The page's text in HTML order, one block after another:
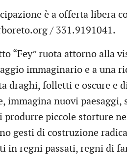
è a offerta libera
/ 331.9191041.
“Fey” ruota attorno alla
immaginario e a una
draghi, folletti e oscure e
immagina nuovi paesaggi,
produrre piccole storture
gesti di costruzione
in regni passati, regni di